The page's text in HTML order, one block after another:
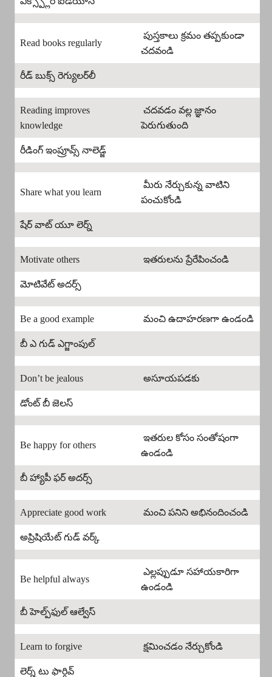
Read books regularly
పుస్తకాలు క్రమం తప్పకుండా
చదవండి
రీడ్ బుక్స్ రెగ్యులర్‌లీ
Reading improves
knowledge
చదవడం వల్ల జ్ఞానం
పెరుగుతుంది
రీడింగ్ ఇంప్రూవ్స్ నాలెడ్జ్
Share what you learn
మీరు నేర్చుకున్న వాటిని
పంచుకోండి
షేర్ వాట్ యూ లెర్న్
Motivate others ఇతరులను ప్రేరేపించండి
మోటివేట్ అదర్స్
Be a good example మంచి ఉదాహరణగా ఉండండి
బీ ఎ గుడ్ ఎగ్జాంపుల్
Don’t be jealous అసూయపడకు
డోంట్ బీ జెలస్
Be happy for others
ఇతరుల కోసం సంతోషంగా
ఉండండి
బీ హ్యాపీ ఫర్ అదర్స్
Appreciate good work మంచి పనిని అభినందించండి
అప్రిషియేట్ గుడ్ వర్క్
Be helpful always
ఎల్లప్పుడూ సహాయకారిగా
ఉండండి
బీ హెల్ప్‌ఫుల్ ఆల్వేస్
Learn to forgive క్షమించడం నేర్చుకోండి
లెర్న్ టు ఫార్గివ్